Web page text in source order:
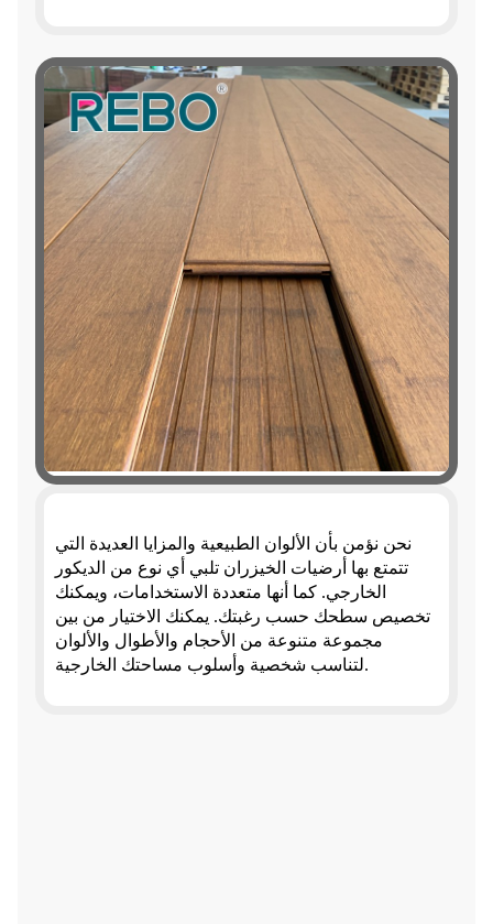
نحن نؤمن بأن الألوان الطبيعية والمزايا العديدة التي
تتمتع بها أرضيات الخيزران تلبي أي نوع من الديكور
الخارجي. كما أنها متعددة الاستخدامات، ويمكنك
تخصيص سطحك حسب رغبتك. يمكنك الاختيار من بين
مجموعة متنوعة من الأحجام والأطوال والألوان
لتناسب شخصية وأسلوب مساحتك الخارجية.